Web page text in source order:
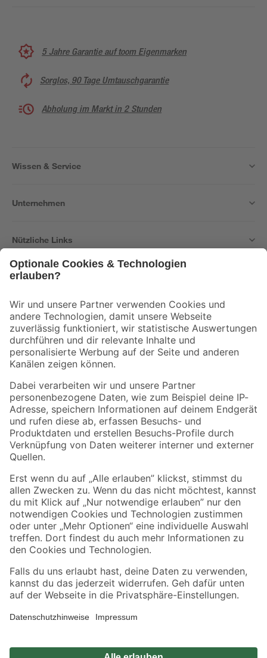
5 Jahre Garantie auf toom Eigenmarken
Sorglos, 90 Tage Umtauschgarantie
Abholung im Markt in 2 Stunden
Wissen & Service
Unternehmen
Nützliche Links
Der toom Newsletter: Keine Angebote und Aktionen mehr verpassen!
Zur Newsletter Anmeldung
Folge uns
Zahlungsarten Versandarten
Sicher einkaufen
Jetzt die toom-App herunterladen
Alle Preisangaben in EUR inkl. gesetzl. MwSt.. Die dargestellten Angebote sind unter
Umständen nicht in allen Märkten verfügbar. Die angegebenen Verfügbarkeiten beziehen
Produkte nur solange der Vorrat reicht.
*Paketversand ab 59 € versandkostenfrei, gilt nicht für Artikel mit Speditionsversand, hier
Privatsphäre Impressum